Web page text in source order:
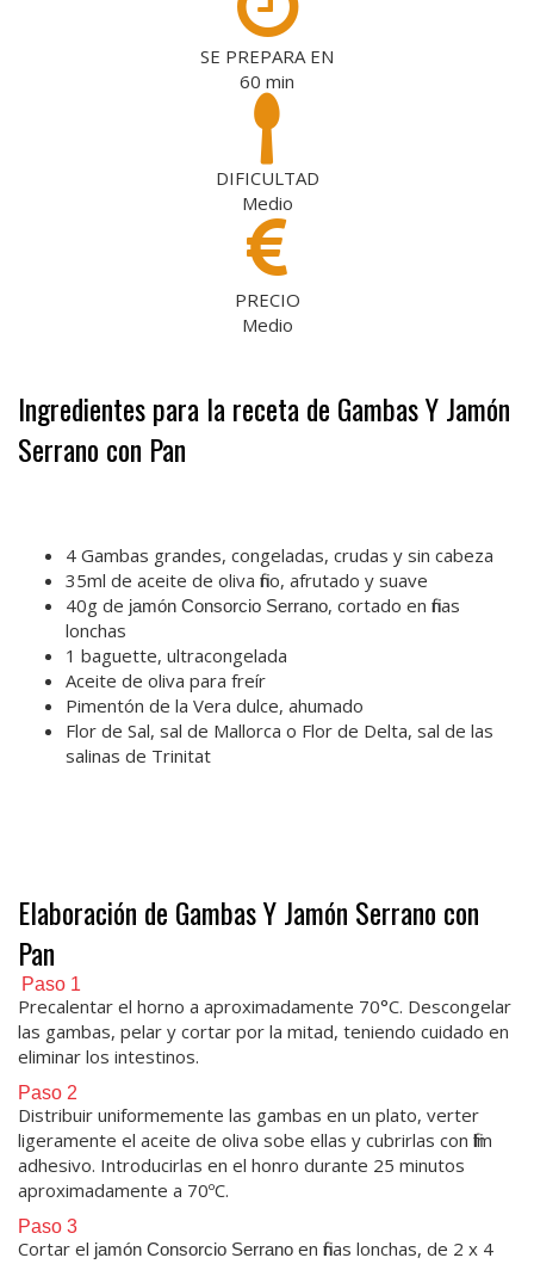
SE PREPARA EN
60 min
DIFICULTAD
Medio
PRECIO
Medio
Ingredientes para la receta de Gambas Y Jamón
Serrano con Pan
4 Gambas grandes, congeladas, crudas y sin cabeza
35ml de aceite de oliva fino, afrutado y suave
40g de jamón Consorcio Serrano, cortado en finas
lonchas
1 baguette, ultracongelada
Aceite de oliva para freír
Pimentón de la Vera dulce, ahumado
Flor de Sal, sal de Mallorca o Flor de Delta, sal de las
salinas de Trinitat
Elaboración de Gambas Y Jamón Serrano con
Pan
Paso 1
Precalentar el horno a aproximadamente 70°C. Descongelar
las gambas, pelar y cortar por la mitad, teniendo cuidado en
eliminar los intestinos.
Paso 2
Distribuir uniformemente las gambas en un plato, verter
ligeramente el aceite de oliva sobe ellas y cubrirlas con film
adhesivo. Introducirlas en el honro durante 25 minutos
aproximadamente a 70ºC.
Paso 3
Cortar el jamón Consorcio Serrano en finas lonchas, de 2 x 4